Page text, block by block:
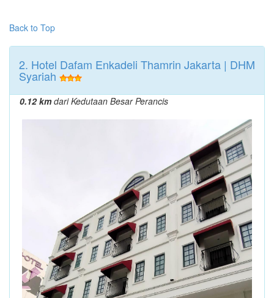
Back to Top
2. Hotel Dafam Enkadeli Thamrin Jakarta | DHM
Syariah
0.12 kmdari Kedutaan Besar Perancis